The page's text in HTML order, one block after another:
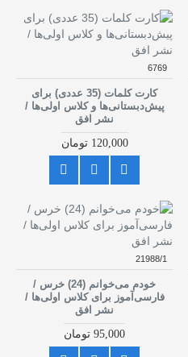
6769
کارت کلمات (35 عددی) برای
پیش‌دبستانی‌ها و کلاس اولی‌ها /
نشر افق
120,000 تومان
21988/1
خودم می‌خوانم (24) خرس /
فارسی‌آموز برای کلاس اولی‌ها /
نشر افق
95,000 تومان